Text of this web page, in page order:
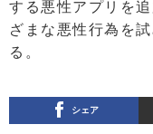
する悪性アプリを
ざまな悪性行為を
る。
シェア